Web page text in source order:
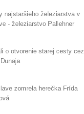
najstaršieho železiarstva v
- železiarstvo Pallehner
o otvorenie starej cesty cez
zomrela herečka Frída